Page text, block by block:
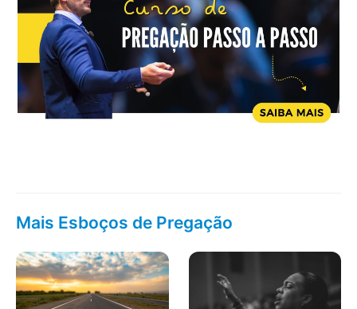
Mais Esboços de Pregação